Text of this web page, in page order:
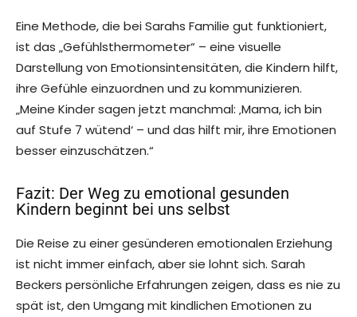
Eine Methode, die bei Sarahs Familie gut funktioniert,
ist das „Gefühlsthermometer“ – eine visuelle
Darstellung von Emotionsintensitäten, die Kindern hilft,
ihre Gefühle einzuordnen und zu kommunizieren.
„Meine Kinder sagen jetzt manchmal: ‚Mama, ich bin
auf Stufe 7 wütend‘ – und das hilft mir, ihre Emotionen
besser einzuschätzen.“
Fazit: Der Weg zu emotional gesunden
Kindern beginnt bei uns selbst
Die Reise zu einer gesünderen emotionalen Erziehung
ist nicht immer einfach, aber sie lohnt sich. Sarah
Beckers persönliche Erfahrungen zeigen, dass es nie zu
spät ist, den Umgang mit kindlichen Emotionen zu